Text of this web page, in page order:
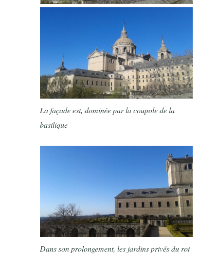
La façade est, dominée par la coupole de la
basilique
Dans son prolongement, les jardins privés du roi